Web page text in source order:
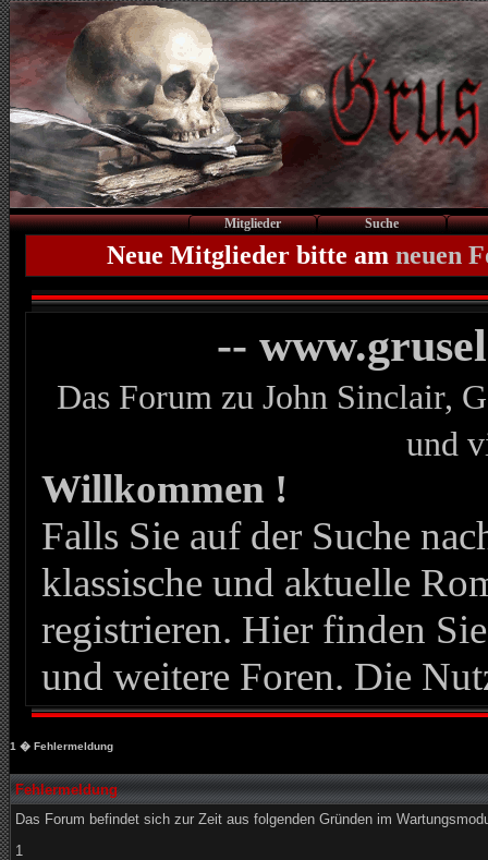
Mitglieder Suche
Neue Mitglieder bitte am neuen
--
Das Forum zu John Sinclair,
und
Willkommen !
Falls Sie auf der Suche
klassische und aktuelle
registrieren. Hier finden
und weitere Foren. Die
1 � Fehlermeldung
Fehlermeldung
Das Forum befindet sich zur Zeit aus folgenden Gründen im
1